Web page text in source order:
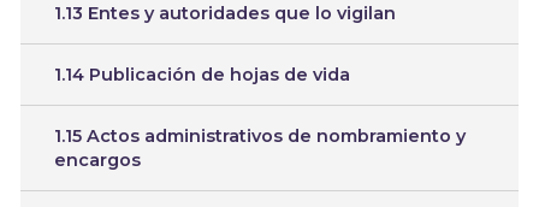
1.13 Entes y autoridades que lo vigilan
1.14 Publicación de hojas de vida
1.15 Actos administrativos de nombramiento y
encargos